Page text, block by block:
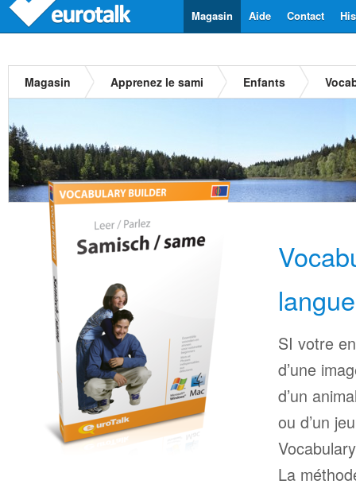
Contact
Aide
Magasin
Magasin Apprenez le sami Enfants
SI votre
d’une
d’un
ou d’un
La